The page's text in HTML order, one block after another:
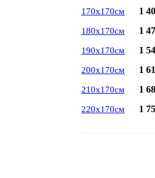
170х170см 1
180х170см 1
190х170см 1
200х170см 1
210х170см 1
220х170см 1